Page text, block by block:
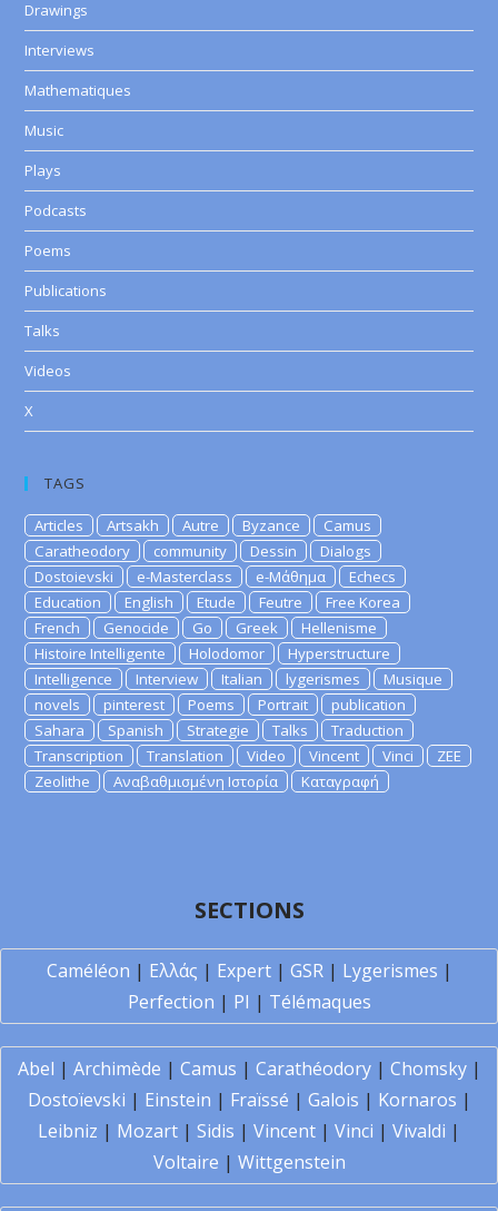
Drawings
Interviews
Mathematiques
Music
Plays
Podcasts
Poems
Publications
Talks
Videos
X
TAGS
Articles Artsakh Autre Byzance
Camus
Caratheodory
community Dessin
Dialogs
Dostoievski
e-Masterclass e-Μάθημα
Echecs
Education
English Etude Feutre
Free Korea
French
Genocide Go Greek
Hellenisme
Histoire Intelligente
Holodomor
Hyperstructure
Intelligence
Interview Italian lygerismes
Musique
novels
pinterest Poems Portrait
publication
Sahara
Spanish Strategie Talks
Traduction
Transcription
Translation Video Vincent Vinci
ZEE
Zeolithe
Αναβαθμισμένη Ιστορία Καταγραφή
SECTIONS
Caméléon | Ελλάς | Expert| GSR| Lygerismes |
Perfection | PI | Télémaques
Abel | Archimède | Camus | Carathéodory| Chomsky|
Dostoïevski | Einstein | Fraïssé | Galois | Kornaros |
Leibniz | Mozart | Sidis | Vincent | Vinci | Vivaldi |
Voltaire | Wittgenstein